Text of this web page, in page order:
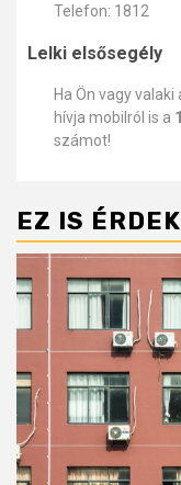
Telefon: 1812
Lelki elsősegély
Ha Ön vagy
hívja mobilról is a
számot!
EZ IS